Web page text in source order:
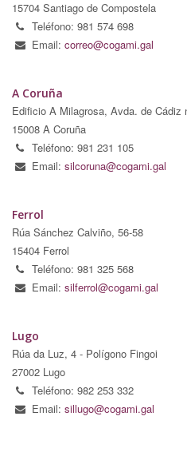
15704 Santiago de Compostela
Teléfono: 981 574 698
Email: correo@cogami.gal
A Coruña
Edificio A Milagrosa, Avda. de Cádiz
15008 A Coruña
Teléfono: 981 231 105
Email: silcoruna@cogami.gal
Ferrol
Rúa Sánchez Calviño, 56-58
15404 Ferrol
Teléfono: 981 325 568
Email: silferrol@cogami.gal
Lugo
Rúa da Luz, 4 - Polígono Fingoi
27002 Lugo
Teléfono: 982 253 332
Email: sillugo@cogami.gal